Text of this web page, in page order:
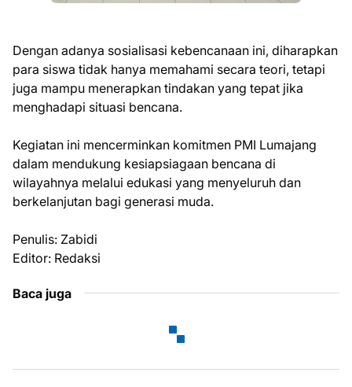
Dengan adanya sosialisasi kebencanaan ini, diharapkan
para siswa tidak hanya memahami secara teori, tetapi
juga mampu menerapkan tindakan yang tepat jika
menghadapi situasi bencana.
Kegiatan ini mencerminkan komitmen PMI Lumajang
dalam mendukung kesiapsiagaan bencana di
wilayahnya melalui edukasi yang menyeluruh dan
berkelanjutan bagi generasi muda.
Penulis: Zabidi
Editor: Redaksi
Baca juga